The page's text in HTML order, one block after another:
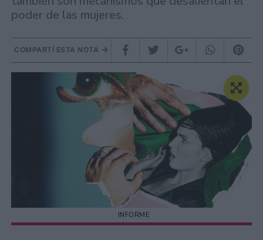
poder de las mujeres.
COMPARTÍ ESTA NOTA
INFORME